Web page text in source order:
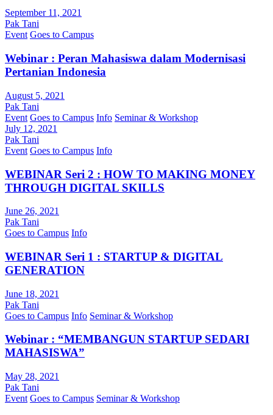
September 11, 2021
Pak Tani
Event Goes to Campus
Webinar : Peran Mahasiswa dalam Modernisasi
Pertanian Indonesia
August 5, 2021
Pak Tani
Event Goes to Campus Info Seminar & Workshop
July 12, 2021
Pak Tani
Event Goes to Campus Info
WEBINAR Seri 2 : HOW TO MAKING MONEY
THROUGH DIGITAL SKILLS
June 26, 2021
Pak Tani
Goes to Campus Info
WEBINAR Seri 1 : STARTUP & DIGITAL
GENERATION
June 18, 2021
Pak Tani
Goes to Campus Info Seminar & Workshop
Webinar : “MEMBANGUN STARTUP SEDARI
MAHASISWA”
May 28, 2021
Pak Tani
Event Goes to Campus Seminar & Workshop